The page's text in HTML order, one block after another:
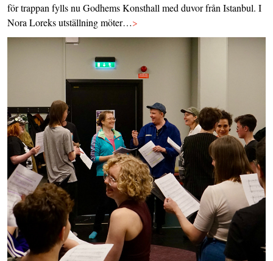
för trappan fylls nu Godhems Konsthall med duvor från Istanbul. I
Nora Loreks utställning möter…>